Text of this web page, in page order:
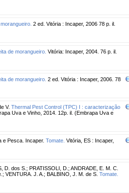
2 ed. Vitória : Incaper, 2006 78 p. il.
de morangueiro. Vitória: Incaper, 2004. 76 p. il.
de morangueiro. 2 ed. Vitória : Incaper, 2006. 78
V. Thermal Pest Control (TPC) I : caracterização
Uva e Vinho, 2014. 12p. il. (Embrapa Uva e
e Pesca. Incaper. Tomate. Vitória, ES : Incaper,
D. dos S. ; PRATISSOLI, D. ; ANDRADE, E. M. C.
; VENTURA. J. A. ; BALBINO, J. M. de S. Tomate.